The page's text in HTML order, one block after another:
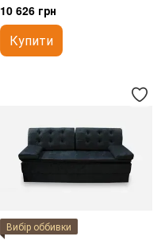
10 626 грн
Купити
Вибір оббивки